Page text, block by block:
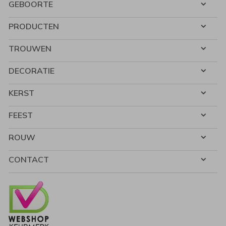
GEBOORTE
PRODUCTEN
TROUWEN
DECORATIE
KERST
FEEST
ROUW
CONTACT